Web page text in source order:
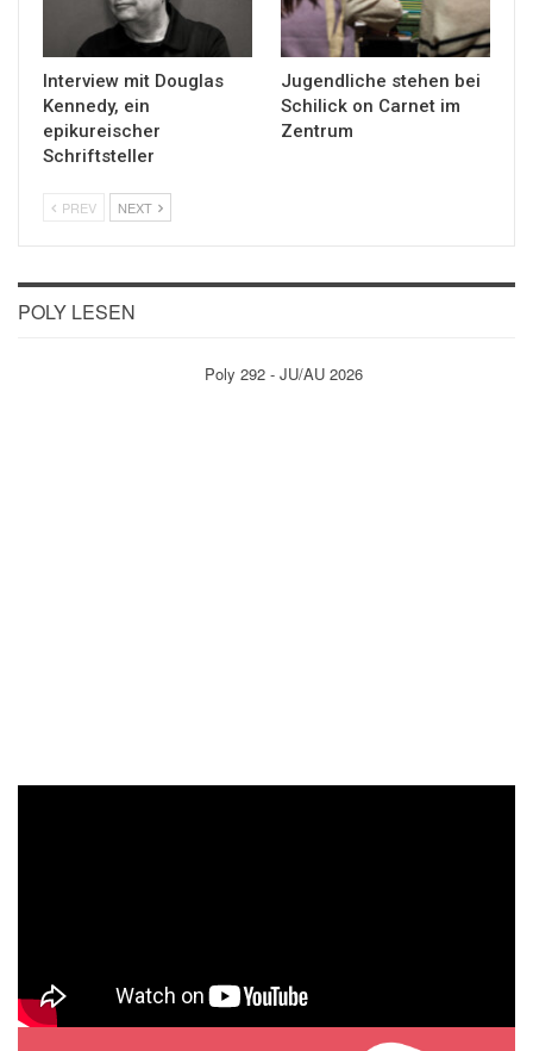
Interview mit Douglas
Kennedy, ein
epikureischer
Schriftsteller
Jugendliche stehen bei
Schilick on Carnet im
Zentrum
PREV NEXT
POLY LESEN
Poly 292 - JU/AU 2026